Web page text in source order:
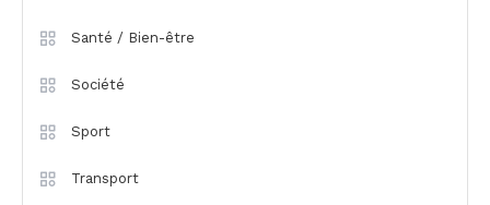
Santé / Bien-être
Société
Sport
Transport